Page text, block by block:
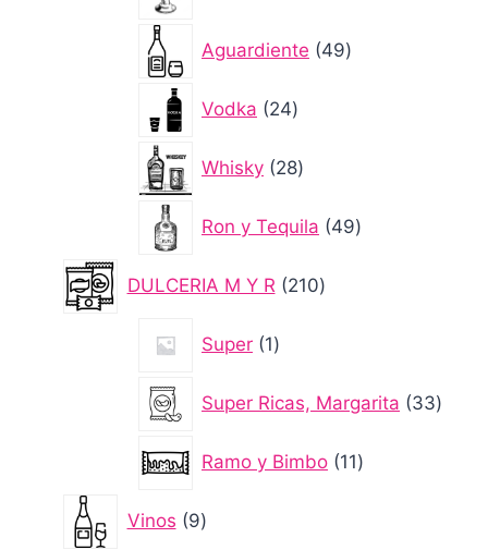
Aguardiente 49
productos
Vodka
24
productos
Whisky 28
productos
Ron y Tequila
49
productos
DULCERIA M Y R 210
productos
Super 1
producto
Super Ricas, Margarita
33
Ramo y Bimbo 11
productos
Vinos 9
productos